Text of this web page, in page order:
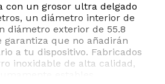
con un grosor ultra delgado
un diámetro interior de
diámetro exterior de 55.8
que no añadirán
a tu dispositivo. Fabricados
inoxidable de alta calidad,